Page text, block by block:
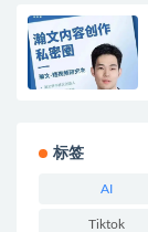
标签
AI
Tiktok